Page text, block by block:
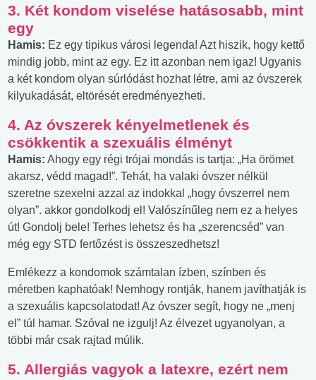
3. Két kondom viselése hatásosabb, mint
egy
Hamis: Ez egy tipikus városi legenda! Azt hiszik, hogy kettő
mindig jobb, mint az egy. Ez itt azonban nem igaz! Ugyanis
a két kondom olyan súrlódást hozhat létre, ami az óvszerek
kilyukadását, eltörését eredményezheti.
4. Az óvszerek kényelmetlenek és
csökkentik a szexuális élményt
Hamis: Ahogy egy régi trójai mondás is tartja: „Ha örömet
akarsz, védd magad!”. Tehát, ha valaki óvszer nélkül
szeretne szexelni azzal az indokkal „hogy óvszerrel nem
olyan”. akkor gondolkodj el! Valószínűleg nem ez a helyes
út! Gondolj bele! Terhes lehetsz és ha „szerencséd” van
még egy STD fertőzést is összeszedhetsz!
Emlékezz a kondomok számtalan ízben, színben és
méretben kaphatóak! Nemhogy rontják, hanem javíthatják is
a szexuális kapcsolatodat! Az óvszer segít, hogy ne „menj
el” túl hamar. Szóval ne izgulj! Az élvezet ugyanolyan, a
többi már csak rajtad múlik.
5. Allergiás vagyok a latexre, ezért nem